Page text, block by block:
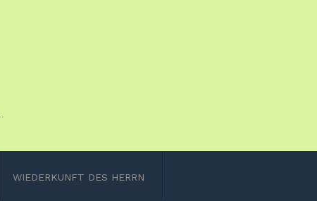
WIEDERKUNFT DES HERRN